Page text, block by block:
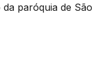
paróquia de São